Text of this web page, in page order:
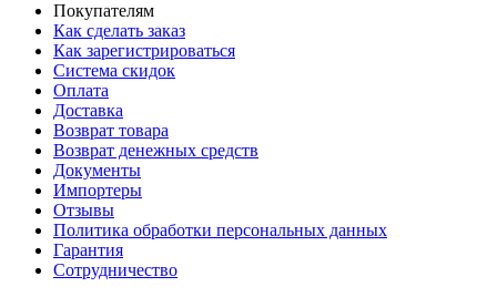
Покупателям
Как сделать заказ
Как зарегистрироваться
Система скидок
Оплата
Доставка
Возврат товара
Возврат денежных средств
Документы
Импортеры
Отзывы
Политика обработки персональных данных
Гарантия
Сотрудничество